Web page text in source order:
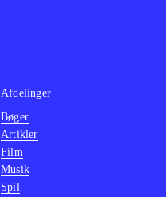
Afdelinger
Bøger
Artikler
Film
Musik
Spil